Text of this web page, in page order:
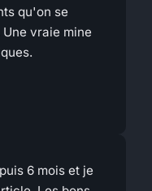
qu'on se
vraie mine
6 mois et je